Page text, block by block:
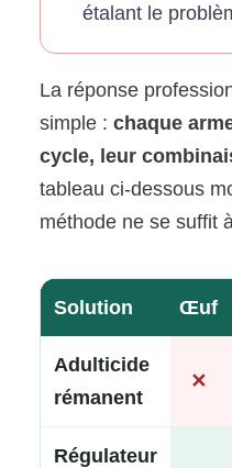
étalant le
La réponse
simple :chaque
cycle, leur
tableau ci-dessous
méthode ne se suffit
Solution Œuf
Adulticide
rémanent
✕
Régulateur